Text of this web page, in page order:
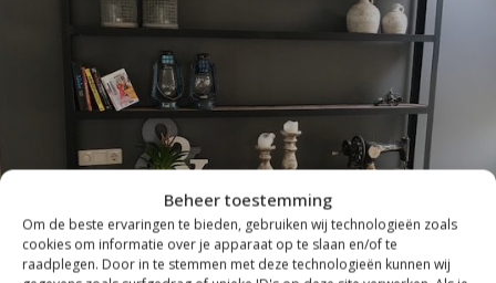
Beheer toestemming
Om de beste ervaringen te bieden, gebruiken wij technologieën zoals
cookies om informatie over je apparaat op te slaan en/of te
raadplegen. Door in te stemmen met deze technologieën kunnen wij
INDUSTRIEEL